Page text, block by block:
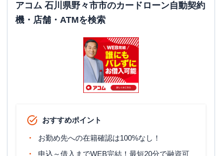
アコム 石川県野々市市のカードローン自動契約
機・店舗・ATMを検索
おすすめポイント
お勤め先への在籍確認は100%なし！
申込～借入までWEB完結！最短20分で融資可